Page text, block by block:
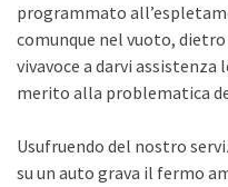
programmato
comunque nel vuoto,
vivavoce a darvi
merito alla problematica
Usufruendo del nostro
su un auto grava il fermo